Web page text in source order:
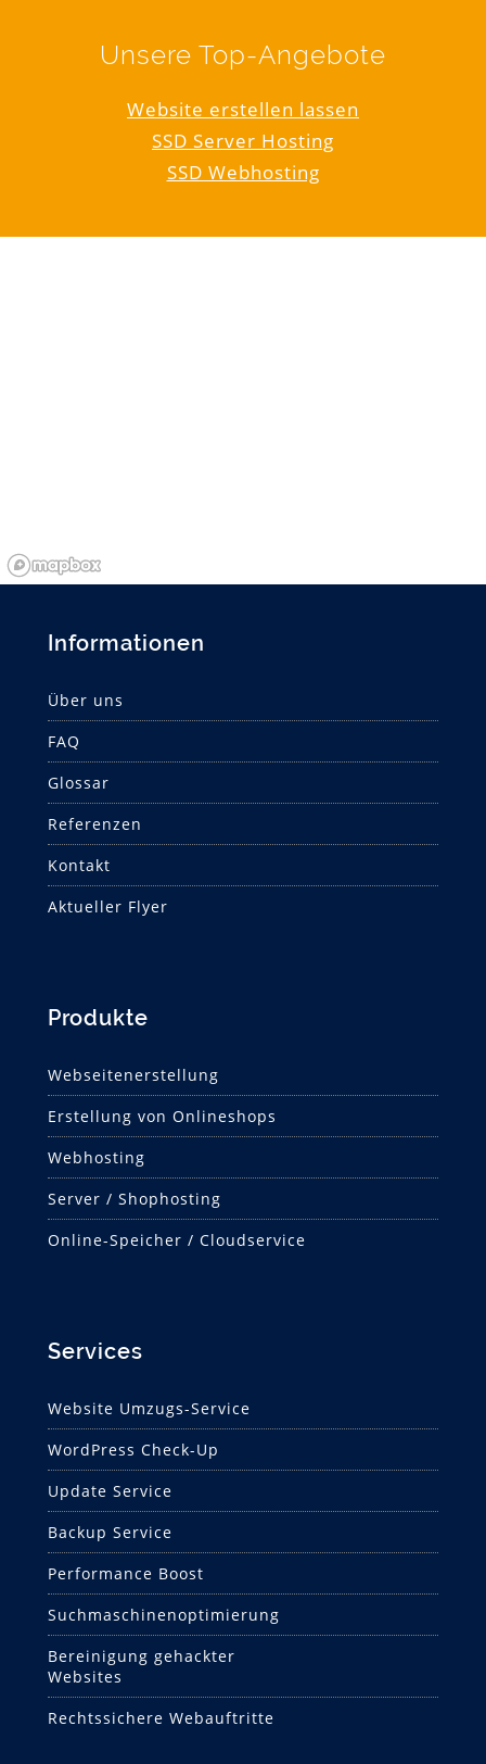
Unsere Top-Angebote
Website erstellen lassen
SSD Server Hosting
SSD Webhosting
Informationen
Über uns
FAQ
Glossar
Referenzen
Kontakt
Aktueller Flyer
Produkte
Webseitenerstellung
Erstellung von Onlineshops
Webhosting
Server / Shophosting
Online-Speicher / Cloudservice
Services
Website Umzugs-Service
WordPress Check-Up
Update Service
Backup Service
Performance Boost
Suchmaschinen­optimierung
Bereinigung gehackter
Websites
Rechtssichere Webauftritte